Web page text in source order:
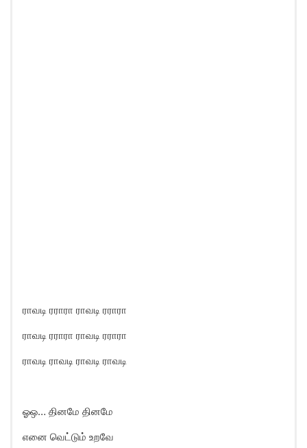
ராவடி ரராரா ராவடி ரராரா
ராவடி ரராரா ராவடி ரராரா
ராவடி ராவடி ராவடி ராவடி
ஓஒ… தினமே தினமே
எனை வெட்டும் உறவே